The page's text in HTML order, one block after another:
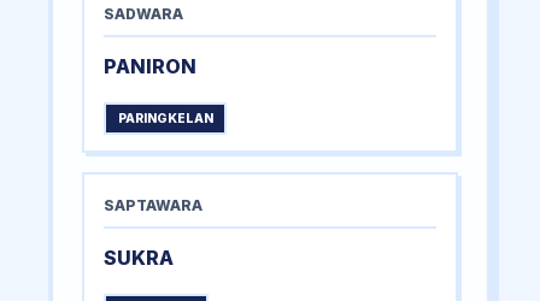
SADWARA
PANIRON
PARINGKELAN
SAPTAWARA
SUKRA